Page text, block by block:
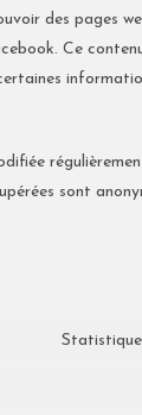
des pages
Ce
sont